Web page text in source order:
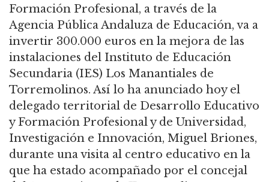
Formación Profesional, a través de la
Agencia Pública Andaluza de Educación, va a
invertir 300.000 euros en la mejora de las
instalaciones del Instituto de Educación
Secundaria (IES) Los Manantiales de
Torremolinos. Así lo ha anunciado hoy el
delegado territorial de Desarrollo Educativo
y Formación Profesional y de Universidad,
Investigación e Innovación, Miguel Briones,
durante una visita al centro educativo en la
que ha estado acompañado por el concejal